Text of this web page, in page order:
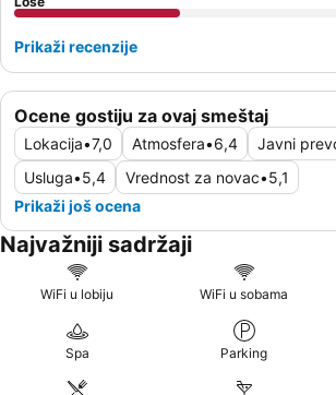
Ocene gostiju za ovaj smeštaj
Lokacija•7,0 Atmosfera•6,4 Javni
Usluga•5,4 Vrednost za novac•5,1
Prikaži još ocena
Prikaži recenzije
Najvažniji sadržaji
WiFi u lobiju WiFi u sobama
Spa Parking